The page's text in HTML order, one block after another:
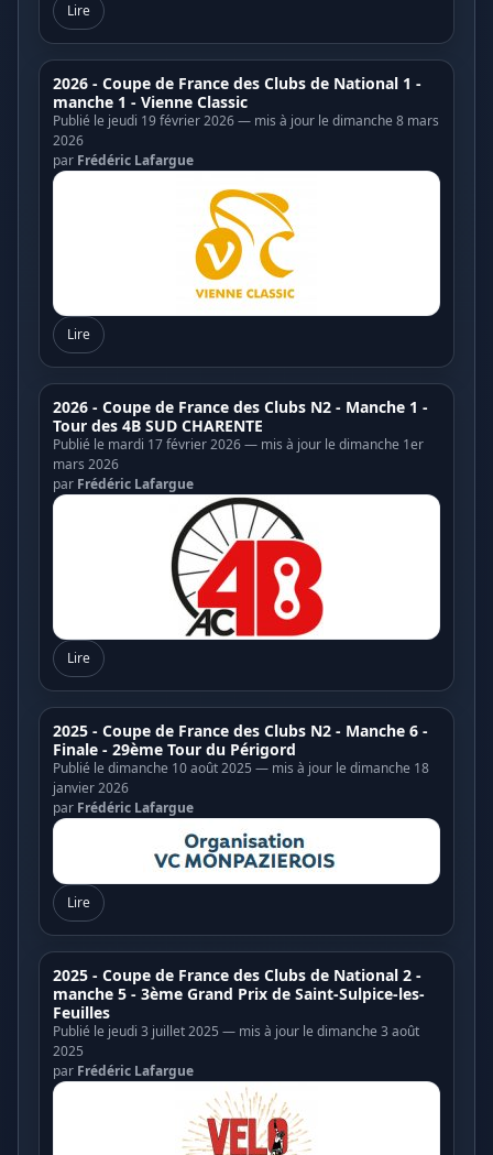
Lire
2026 - Coupe de France des Clubs de National 1 -
manche 1 - Vienne Classic
Publié le jeudi 19 février 2026 — mis à jour le dimanche 8 mars
2026
par Frédéric Lafargue
Lire
2026 - Coupe de France des Clubs N2 - Manche 1 -
Tour des 4B SUD CHARENTE
Publié le mardi 17 février 2026 — mis à jour le dimanche 1er
mars 2026
par Frédéric Lafargue
Lire
2025 - Coupe de France des Clubs N2 - Manche 6 -
Finale - 29ème Tour du Périgord
Publié le dimanche 10 août 2025 — mis à jour le dimanche 18
janvier 2026
par Frédéric Lafargue
Lire
2025 - Coupe de France des Clubs de National 2 -
manche 5 - 3ème Grand Prix de Saint-Sulpice-les-
Feuilles
Publié le jeudi 3 juillet 2025 — mis à jour le dimanche 3 août
2025
par Frédéric Lafargue